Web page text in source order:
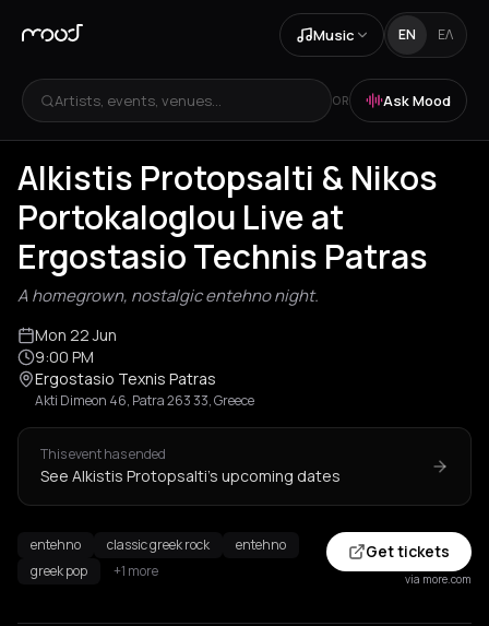
Music EN ΕΛ
Artists, events, venues... OR Ask Mood
Alkistis Protopsalti & Nikos
Portokaloglou Live at
Ergostasio Technis Patras
A homegrown, nostalgic entehno night.
Mon 22 Jun
9:00 PM
Ergostasio Texnis Patras
Akti Dimeon 46, Patra 263 33, Greece
This event has ended
See Alkistis Protopsalti's upcoming dates
entehno classic greek rock
entehno
greek pop
+1 more
Get tickets
via more.com